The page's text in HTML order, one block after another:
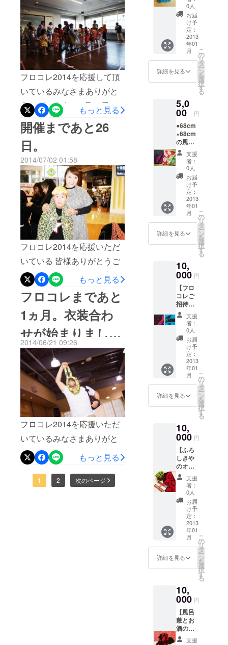
進化していきます！ 本当に
この度は応援いただきあり
がとうございました。 会場
にはFAAVOでご支援いただ
いたみなさまのお名前を掲
載させていただきました。
この後、8月下旬を目標に動
画をYoutubeにUpします。
ご支援いただいた皆様のお
名前も一緒にエンドロール
にお入れします。 ご支援い
ただいた皆様にはお返しの
お品物について メッセージ
をお送りしておりますので
ご確認の上 ご返信をお願い
いたします！ また来年もフ
ロコレを開催いたします。
これからもどうぞよろしく
おねがいいたします。 この
度は応援ありがとうござい
ました。
みなさまにご支援いただけ
たことを 本当に感謝してお
ります。 ぜひ達成まで応援
よろしくお願いいたしま
す！ 先ほど、FMPORTさま
からご連絡があり前日7/26
午前中に 子供たちがフロコ
レの告知のためラジオ出演
させていただくことが決ま
りました～ 開催まであと少
し、 当日たくさんの方にご
来場いただけるよう さらに
広報活動に力を入れて行き
たいと思います。 FAAVOを
通じてご支援いただいたみ
なさまへの お返しのお品の
中で、5000円ご支援いただ
いた際のお返しの写真をUP
いたしました。 届いてから
のお楽しみにする予定でし
たが、公開いたしました。
レーヨンちりめんの両面染
ふろしきです 2柄のどちら
かをお選びいただきたいと
思います。 風呂敷は包んだ
り広げたりということがあ
るので 一枚の布を表と裏、
色柄を染め分ける技法が両
面染です。 柄は、菊の柄と
梅の柄です。 風呂敷コレク
ターの方にも初心者さんに
も喜んで頂ける風呂敷だと
思います。
フロコレ2014を応援して頂
いているみなさまありがと
うございます！ 7月13日
（日）クロスパル新潟交流
ホールで リハーサルを開催
しました。 どんな柄の風呂
敷を使うか、 どんなポーズ
を取るかなどを 子供たちが
研究しています。 フロコレ
開催まであと2週間となりま
した。 FAAVOでのご支援を
お願いするのも締め切りま
で あと5日です。 現在50％
くらい。 ぜひみなさまのご
支援をお願いいたします。
もっと見る
開催まであと26
日。
2014/07/02 01:58
フロコレ2014を応援いただ
いている 皆様ありがとうご
ざいます。 これまでご支援
いただいておりますみなさ
ま 心より感謝しておりま
す。 本当にありがとうござ
います。 いよいよ7月にな
りました。 ただいま出演者
37名。 もう少しで締め切り
となります。 4年前はじめ
てフロコレを開催したとき
に ポスターになった、当時
6年生だった男の子が 出演
してくれることも決まりま
した。 今、彼は高校生。 4
年前唐草模様のふろしきで
スーパーマンをした彼は 今
年は「ビシッとカッコよく
もっと見る
フロコレまであと
1ヵ月。衣装合わ
せが始まりまし
た。
2014/06/21 09:26
フロコレ2014を応援いただ
いているみなさまありがと
うございます。 これまでに
ご支援いただきましたみな
さま心より感謝いたしま
もっと見る
1 2 次のページ
●1000
円を支
援した
際のリ
ターン
0人
お届
け予
定：
2013
年01
月
詳細を見る
こ
の
リ
タ
ー
ン
を
選
択
す
る
5,0
00 円
●68cm
×68cm
の風呂
敷 1枚
(使って
みてく
ださい
♪) ※
ご希望
の方に
はお名
前をお
入れし
ます(3
文字以
内)
円を支
援した
際のリ
ターン
品
支援
者：
0人
お届
け予
定：
2013
年01
月
詳細を見る
こ
の
リ
タ
ー
ン
を
選
択
す
る
10,
000 円
【フロ
コレご
招待
セッ
ト】 ●
フロコ
レのVIP
席ご招
待 1名
様 ●
オリジ
ナル新
潟風呂
敷 1枚
※ 画
像の左
「ピン
クの枝
豆」、
右側が
「ブ
ルーの
南蛮海
老」で
す。ど
ちらか
１つを
お選び
下さい
※ ご
希望の
方には
お名前
字以内)
●1000
円を支
援した
際のリ
ターン
品
支援
者：
0人
お届
け予
定：
2013
年01
月
詳細を見る
こ
の
リ
タ
ー
ン
を
選
択
す
る
10,
000 円
【ふろ
しきや
のオリ
ジナル
グッズ
セッ
ト】(会
場にい
らっ
しゃれ
ない人
向け) ●
オリジ
ナル新
潟風呂
敷 1枚
「ピン
クの枝
豆」か
「ブ
ルーの
南蛮海
老」の
支援
者：
0人
お届
け予
定：
2013
年01
月
詳細を見る
こ
の
リ
タ
ー
ン
を
選
択
す
る
10,
000 円
【風呂
敷とお
酒の
セッ支援